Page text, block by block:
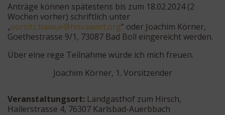
Anträge können spätestens bis zum 18.02.2024 (2
Wochen vorher) schriftlich unter
„
gro.t
rawav
oh@eu
wab.z
tisro
v
“ oder Joachim Körner,
Goethestrasse 9/1, 73087 Bad Boll eingereicht werden.
Über eine rege Teilnahme würde ich mich freuen.
Joachim Körner, 1. Vorsitzender
Veranstaltungsort: Landgasthof zum Hirsch,
Hailerstrasse 4, 76307 Karlsbad-Auerbbach